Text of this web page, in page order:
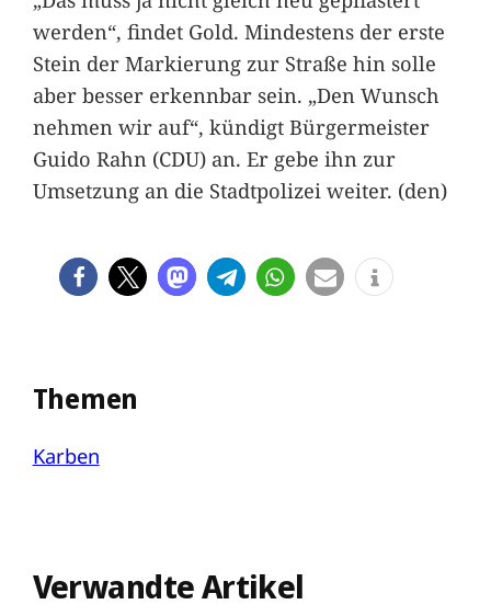
werden“, findet Gold. Mindestens der erste
Stein der Markierung zur Straße hin solle
aber besser erkennbar sein. „Den Wunsch
nehmen wir auf“, kündigt Bürgermeister
Guido Rahn (CDU) an. Er gebe ihn zur
Umsetzung an die Stadtpolizei weiter. (den)
Themen
Karben
Verwandte Artikel